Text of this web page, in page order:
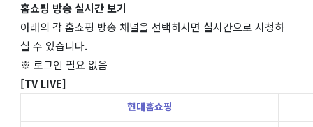
홈쇼핑 방송 실시간 보기
아래의 각 홈쇼핑 방송 채널을 선택하시면 실시간으로 시청하
실 수 있습니다.
※ 로그인 필요 없음
[TV LIVE]
현대홈쇼핑